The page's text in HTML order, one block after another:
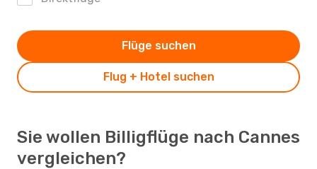
Flug + Hotel suchen
Flüge suchen
Sie wollen Billigflüge nach Cannes
vergleichen?